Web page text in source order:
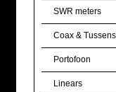
SWR meters
Coax &
Portofoon
Linears